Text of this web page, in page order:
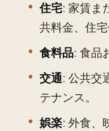
住宅: 家賃ま
共料金、住宅
食料品: 食品
交通: 公共交
テナンス。
娯楽: 外食、